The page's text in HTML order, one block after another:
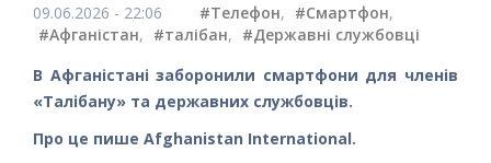
09.06.2026 - 22:06 #Телефон, #Смартфон,
#Афганістан, #талібан, #Державні службовці
В Афганістані заборонили смартфони для членів
«Талібану» та державних службовців.
Про це пише Afghanistan International.